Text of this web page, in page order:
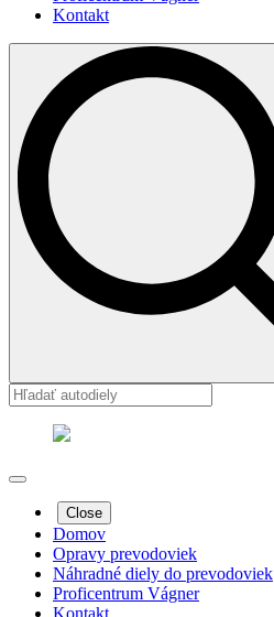
Kontakt
Close
Domov
Opravy prevodoviek
Náhradné diely do prevodoviek
Proficentrum Vágner